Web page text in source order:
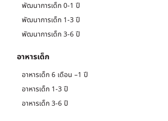
พัฒนาการเด็ก 0-1 ปี
พัฒนาการเด็ก 1-3 ปี
พัฒนาการเด็ก 3-6 ปี
อาหารเด็ก
อาหารเด็ก 6 เดือน –1 ปี
อาหารเด็ก 1-3 ปี
อาหารเด็ก 3-6 ปี